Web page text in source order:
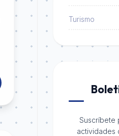
Turismo
Suscríbete
actividades